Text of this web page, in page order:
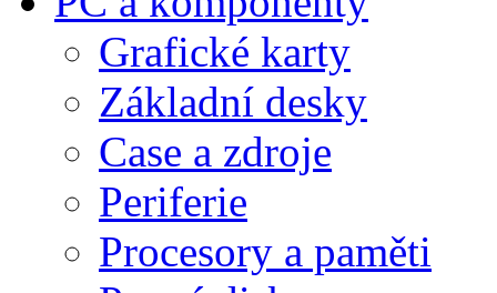
Grafické karty
Základní desky
Case a zdroje
Periferie
Procesory a paměti